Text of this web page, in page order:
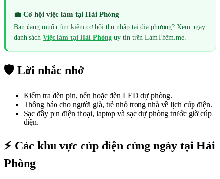
💼 Cơ hội việc làm tại Hải Phòng
Bạn đang muốn tìm kiếm cơ hội thu nhập tại địa phương? Xem ngay
danh sách Việc làm tại Hải Phòng uy tín trên LàmThêm.me.
🛡️ Lời nhắc nhở
Kiểm tra đèn pin, nến hoặc đèn LED dự phòng.
Thông báo cho người già, trẻ nhỏ trong nhà về lịch cúp điện.
Sạc đầy pin điện thoại, laptop và sạc dự phòng trước giờ cúp
điện.
⚡ Các khu vực cúp điện cùng ngày tại Hải
Phòng